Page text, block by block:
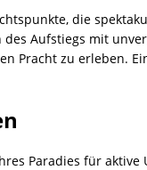
die
Aufstiegs mit
Pracht zu erleben.
Paradies für